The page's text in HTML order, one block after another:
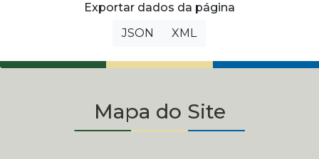
Exportar dados da página
JSON
XML
Mapa do Site